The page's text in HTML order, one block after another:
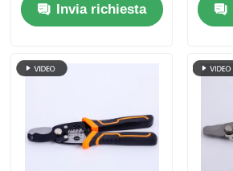
notizie
Richiedere un preventivo
Pinze di combinazione
elettriciInvia richiesta
51-55